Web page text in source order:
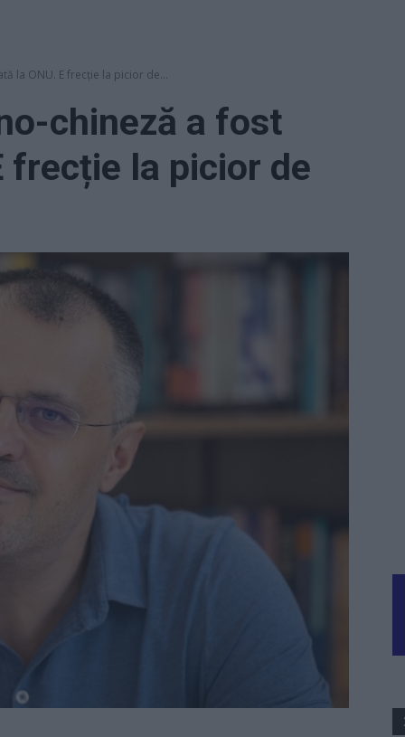
la ONU. E frecție la picior de...
chineză a fost
frecție la picior de